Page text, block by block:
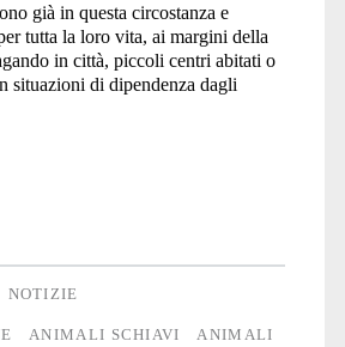
già in questa circostanza e
tutta la loro vita, ai margini della
in città, piccoli centri abitati o
situazioni di dipendenza dagli
NOTIZIE
ANIMALI SCHIAVI
ANIMALI